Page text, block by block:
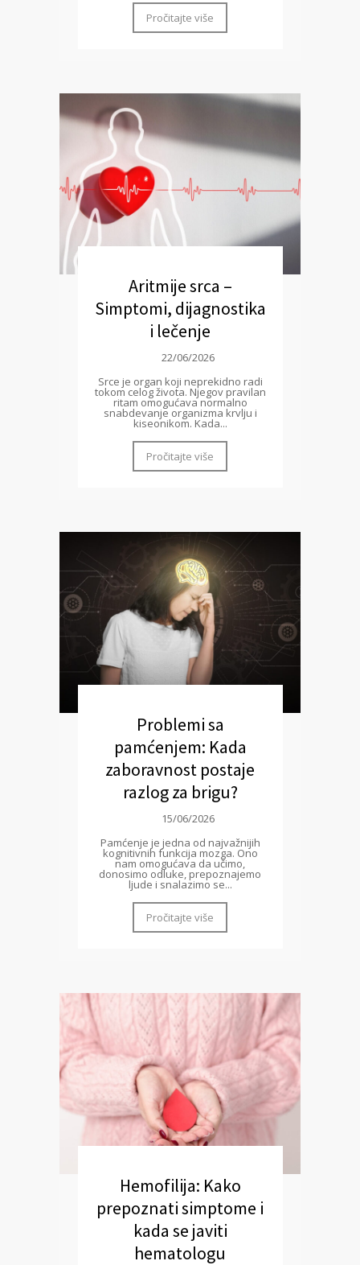
Pročitajte više
Aritmije srca –
Simptomi, dijagnostika
i lečenje
22/06/2026
Srce je organ koji neprekidno radi
tokom celog života. Njegov pravilan
ritam omogućava normalno
snabdevanje organizma krvlju i
kiseonikom. Kada...
Pročitajte više
Problemi sa
pamćenjem: Kada
zaboravnost postaje
razlog za brigu?
15/06/2026
Pamćenje je jedna od najvažnijih
kognitivnih funkcija mozga. Ono
nam omogućava da učimo,
donosimo odluke, prepoznajemo
ljude i snalazimo se...
Pročitajte više
Hemofilija: Kako
prepoznati simptome i
kada se javiti
hematologu